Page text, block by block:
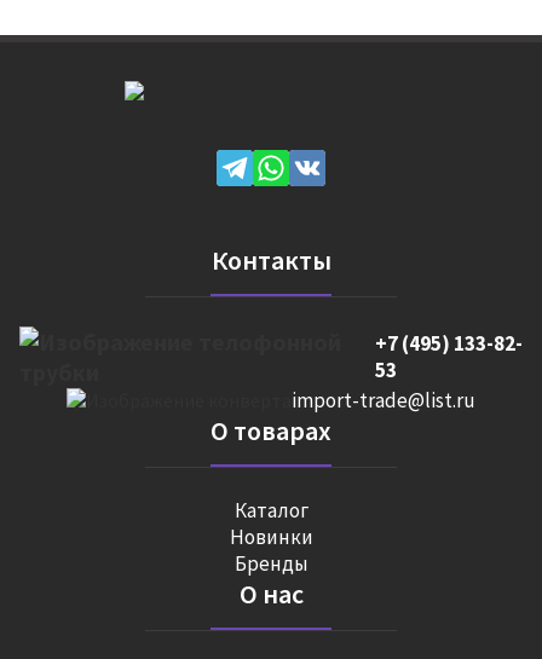
Контакты
+7 (495) 133-82-
53
import-trade@list.ru
О товарах
Каталог
Новинки
Бренды
О нас